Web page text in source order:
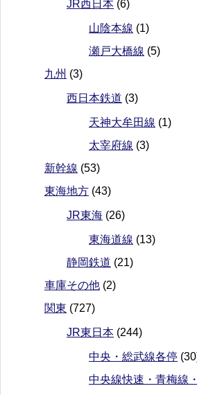
JR西日本 (6)
山陰本線 (1)
瀬戸大橋線 (5)
九州 (3)
西日本鉄道 (3)
天神大牟田線 (1)
太宰府線 (3)
新幹線 (53)
東海地方 (43)
JR東海 (26)
東海道線 (13)
静岡鉄道 (21)
車庫その他 (2)
関東 (727)
JR東日本 (244)
中央・総武線各停
中央線快速・青梅線